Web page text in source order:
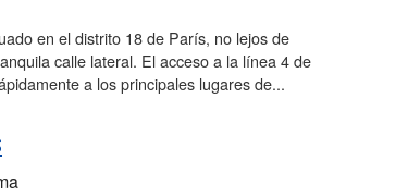
en el distrito 18 de París, no lejos de
calle lateral. El acceso a la línea 4 de
a los principales lugares de...